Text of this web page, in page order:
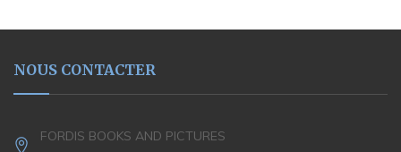
NOUS CONTACTER
FORDIS BOOKS AND PICTURES